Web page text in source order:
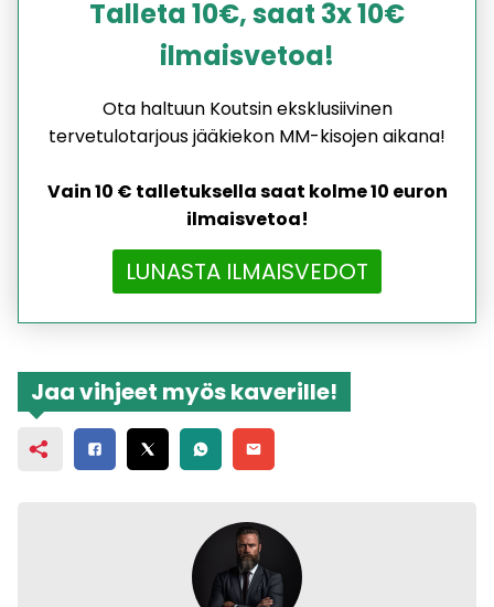
Talleta 10€, saat 3x 10€
ilmaisvetoa!
Ota haltuun Koutsin eksklusiivinen
tervetulotarjous jääkiekon MM-kisojen aikana!
Vain 10 € talletuksella saat kolme 10 euron
ilmaisvetoa!
LUNASTA ILMAISVEDOT
Jaa vihjeet myös kaverille!